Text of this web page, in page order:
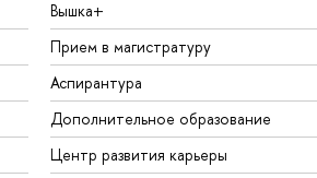
ышка+
Прием в магистратуру
Аспирантура
Дополнительное образование
Центр развития карьеры